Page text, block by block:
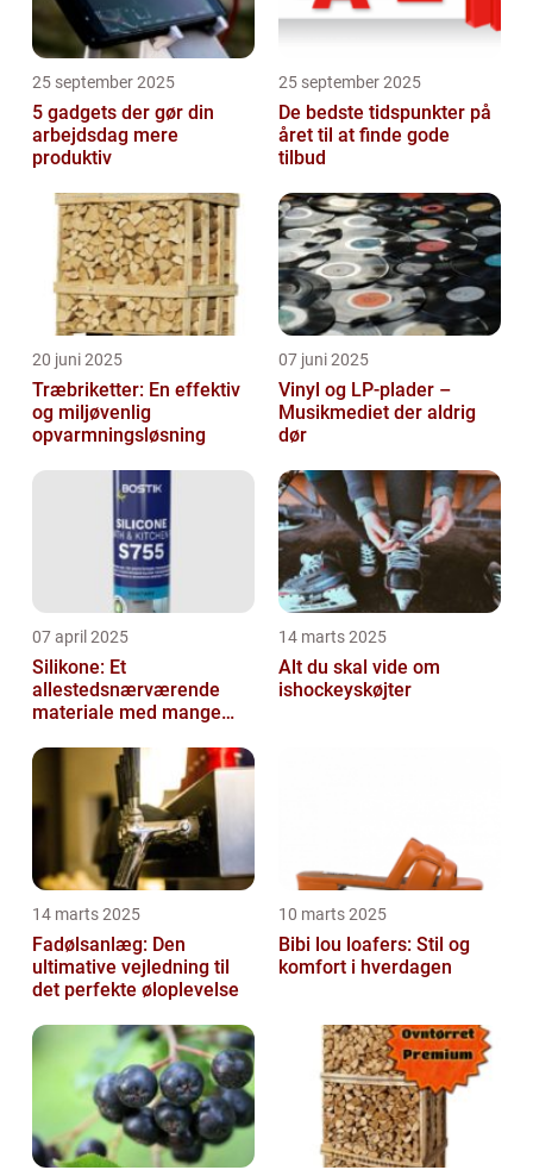
25 september 2025
5 gadgets der gør din
arbejdsdag mere
produktiv
25 september 2025
De bedste tidspunkter på
året til at finde gode
tilbud
20 juni 2025
Træbriketter: En effektiv
og miljøvenlig
opvarmningsløsning
07 juni 2025
Vinyl og LP-plader –
Musikmediet der aldrig
dør
07 april 2025
Silikone: Et
allestedsnærværende
materiale med mange
14 marts 2025
Alt du skal vide om
ishockeyskøjter
14 marts 2025
Fadølsanlæg: Den
ultimative vejledning til
det perfekte øloplevelse
10 marts 2025
Bibi lou loafers: Stil og
komfort i hverdagen